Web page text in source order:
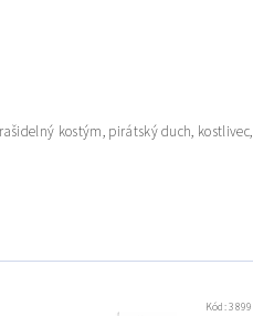
kostým, pirátský duch, kostlivec,
Kód:3899